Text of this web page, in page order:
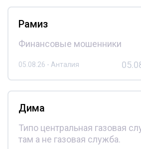
Рамиз
Финансовые мошенники
05.08.26 - Анталия
Дима
Типо центральная газовая
там а не газовая служба.